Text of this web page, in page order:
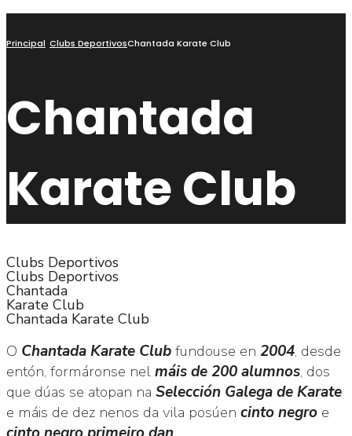
Principal Clubs DeportivosChantada Karate Club
Chantada
Karate Club
Clubs Deportivos
Clubs Deportivos
Chantada
Karate Club
Chantada Karate Club
O Chantada Karate Clubfundouse en 2004, desde
entón, formáronse nelmáis de 200 alumnos, dos
que dúas se atopan na Selección Galega de Karate
e máis de dez nenos da vila posúen cinto negro e